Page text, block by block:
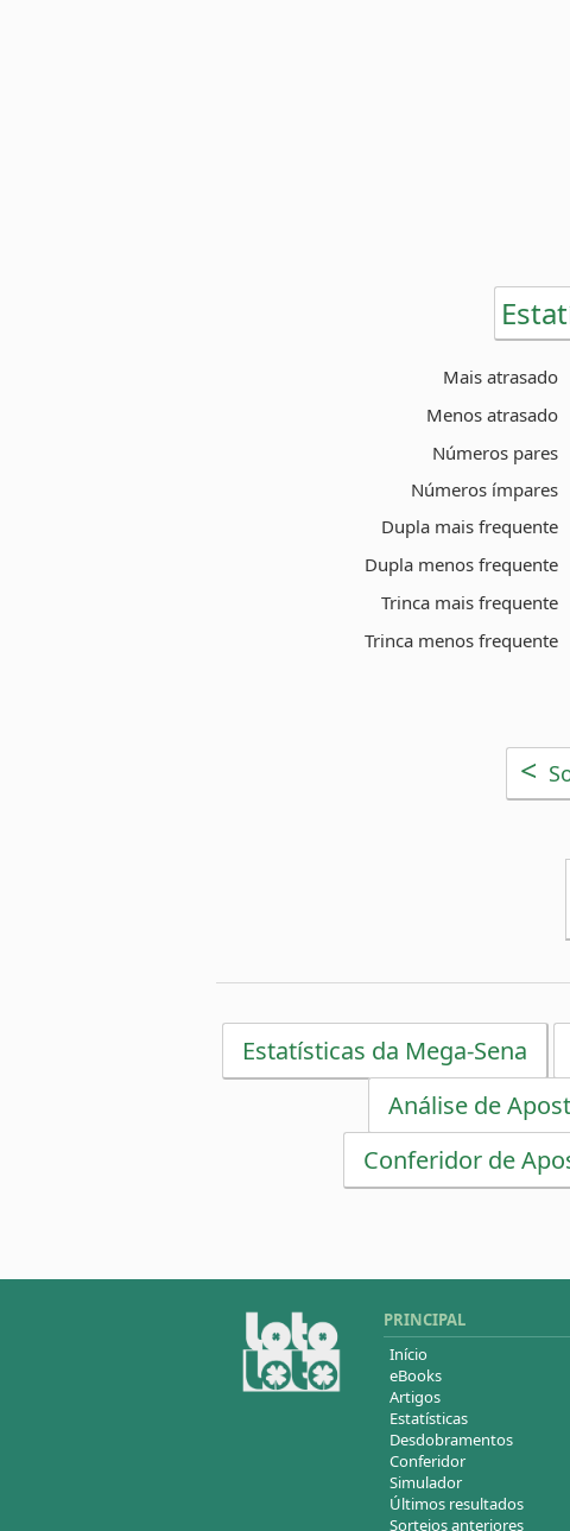
Mais atrasado
Menos atrasado
Números pares
Números ímpares
Dupla mais frequente
Dupla menos frequente
Trinca mais frequente
Trinca menos frequente
<
Estatísticas da Mega-Sena
Análise de
Conferidor de
PRINCIPAL
Início
eBooks
Artigos
Estatísticas
Desdobramentos
Conferidor
Simulador
Últimos resultados
Sorteios anteriores